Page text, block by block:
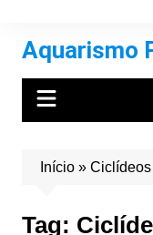
conteúdo
Aquarismo
Início»
Tag: